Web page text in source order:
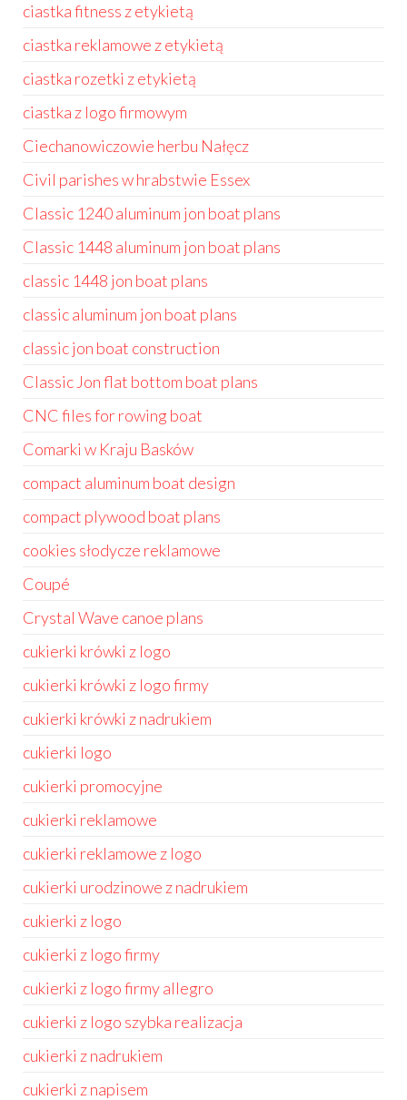
ciastka fitness z etykietą
ciastka reklamowe z etykietą
ciastka rozetki z etykietą
ciastka z logo firmowym
Ciechanowiczowie herbu Nałęcz
Civil parishes w hrabstwie Essex
Classic 1240 aluminum jon boat plans
Classic 1448 aluminum jon boat plans
classic 1448 jon boat plans
classic aluminum jon boat plans
classic jon boat construction
Classic Jon flat bottom boat plans
CNC files for rowing boat
Comarki w Kraju Basków
compact aluminum boat design
compact plywood boat plans
cookies słodycze reklamowe
Coupé
Crystal Wave canoe plans
cukierki krówki z logo
cukierki krówki z logo firmy
cukierki krówki z nadrukiem
cukierki logo
cukierki promocyjne
cukierki reklamowe
cukierki reklamowe z logo
cukierki urodzinowe z nadrukiem
cukierki z logo
cukierki z logo firmy
cukierki z logo firmy allegro
cukierki z logo szybka realizacja
cukierki z nadrukiem
cukierki z napisem